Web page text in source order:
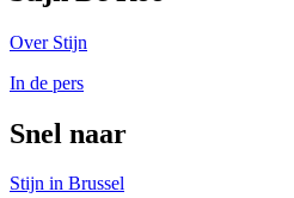
Over Stijn
In de pers
Snel naar
Stijn in Brussel